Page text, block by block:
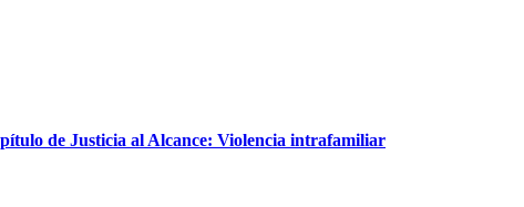
de Justicia al Alcance: Violencia intrafamiliar